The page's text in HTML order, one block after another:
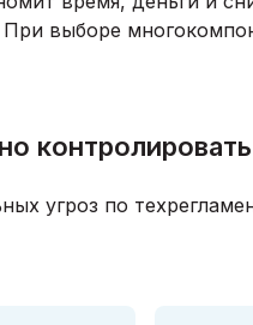
выборе
контролировать
угроз по